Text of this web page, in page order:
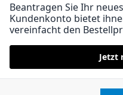
Beantragen Sie Ihr
Kundenkonto bietet
vereinfacht den
Jetzt